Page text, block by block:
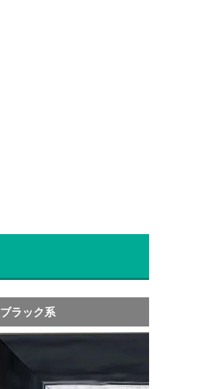
ブラック系